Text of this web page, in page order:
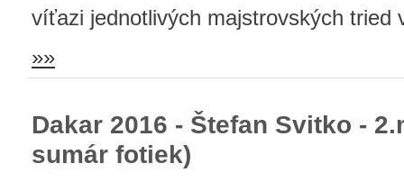
víťazi jednotlivých majstrovských tried
»»
Dakar 2016 - Štefan Svitko -
sumár fotiek)